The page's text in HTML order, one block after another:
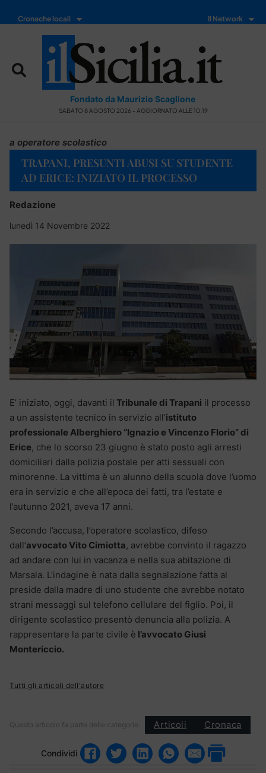
Cronache locali Il Network
Fondato da Maurizio Scaglione
SABATO 8 AGOSTO 2026 - AGGIORNATO ALLE 10:19
a operatore scolastico
TRAPANI, PRESUNTI ABUSI SU STUDENTE
AD ERICE: INIZIATO IL PROCESSO
Redazione
lunedì 14 Novembre 2022
E’ iniziato, oggi, davanti il Tribunale di Trapani il processo
a un assistente tecnico in servizio all’istituto
professionale Alberghiero “Ignazio e Vincenzo Florio” di
Erice, che lo scorso 23 giugno è stato posto agli arresti
domiciliari dalla polizia postale per atti sessuali con
minorenne. La vittima è un alunno della scuola dove l’uomo
era in servizio e che all’epoca dei fatti, tra l’estate e
l’autunno 2021, aveva 17 anni.
Secondo l’accusa, l’operatore scolastico, difeso
dall’avvocato Vito Cimiotta, avrebbe convinto il ragazzo
ad andare con lui in vacanza e nella sua abitazione di
Marsala. L’indagine è nata dalla segnalazione fatta al
preside dalla madre di uno studente che avrebbe notato
strani messaggi sul telefono cellulare del figlio. Poi, il
dirigente scolastico presentò denuncia alla polizia. A
rappresentare la parte civile è l’avvocato Giusi
Montericcio.
Tutti gli articoli dell'autore
Questo articolo fa parte delle categorie: Articoli Cronaca
Condividi